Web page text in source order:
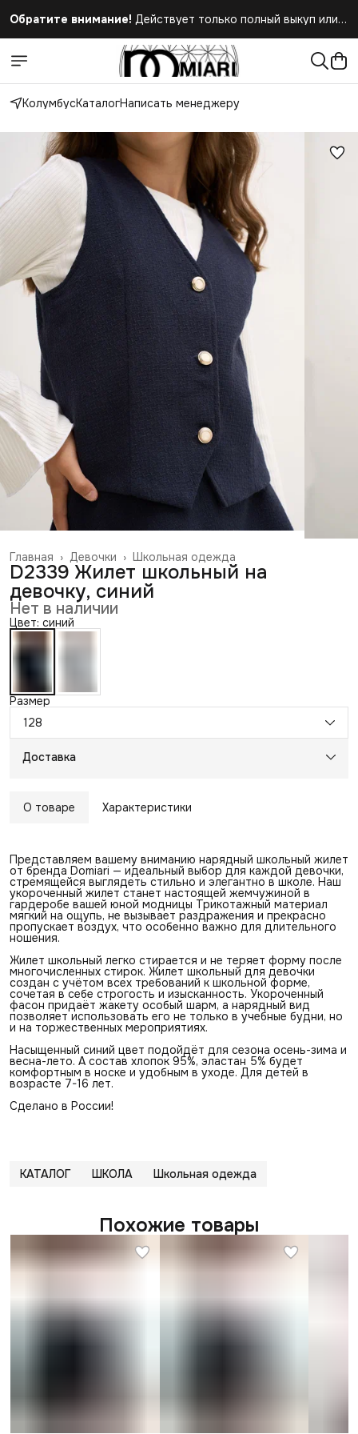
Обратите внимание! Действует только полный выкуп или
КолумбусКаталогНаписать менеджеру
Школьная одежда
Девочки ›
Главная ›
D2339 Жилет школьный на
девочку, синий
Нет в наличии
Цвет: синий
Размер
128
Доставка
О товаре Характеристики
Представляем вашему вниманию нарядный школьный жилет
от бренда Domiari — идеальный выбор для каждой девочки,
стремящейся выглядеть стильно и элегантно в школе. Наш
укороченный жилет станет настоящей жемчужиной в
гардеробе вашей юной модницы Трикотажный материал
мягкий на ощупь, не вызывает раздражения и прекрасно
пропускает воздух, что особенно важно для длительного
ношения.
Жилет школьный легко стирается и не теряет форму после
многочисленных стирок. Жилет школьный для девочки
создан с учётом всех требований к школьной форме,
сочетая в себе строгость и изысканность. Укороченный
фасон придаёт жакету особый шарм, а нарядный вид
позволяет использовать его не только в учебные будни, но
и на торжественных мероприятиях.
Насыщенный синий цвет подойдёт для сезона осень-зима и
весна-лето. А состав хлопок 95%, эластан 5% будет
комфортным в носке и удобным в уходе. Для детей в
возрасте 7-16 лет.
Сделано в России!
КАТАЛОГ ШКОЛА Школьная одежда
Похожие товары